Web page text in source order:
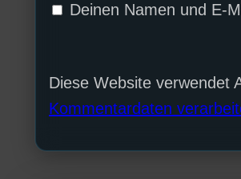
Deinen Namen und E-
Diese Website verwendet
Kommentardaten